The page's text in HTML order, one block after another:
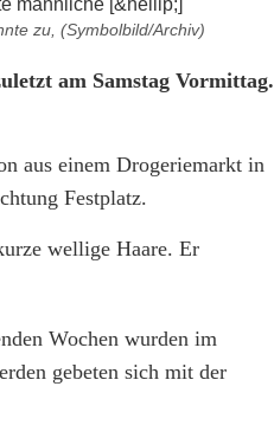
zu, (Symbolbild/Archiv)
am Samstag Vormittag.
aus einem Drogeriemarkt in
Festplatz.
wellige Haare. Er
Wochen wurden im
gebeten sich mit der